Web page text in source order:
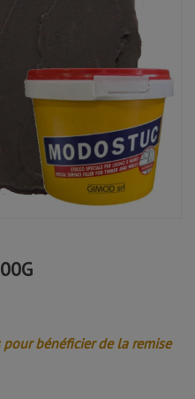
bénéficier de la remise
10
Basé sur 1 avis
: 13/11/2025)